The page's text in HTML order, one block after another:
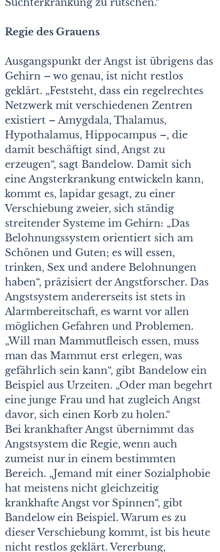
Suchterkrankung zu rutschen.“
Regie des Grauens
Ausgangspunkt der Angst ist übrigens das
Gehirn – wo genau, ist nicht restlos
geklärt. „Feststeht, dass ein regelrechtes
Netzwerk mit verschiedenen Zentren
existiert – Amygdala, Thalamus,
Hypothalamus, Hippocampus –, die
damit beschäftigt sind, Angst zu
erzeugen“, sagt Bandelow. Damit sich
eine Angsterkrankung entwickeln kann,
kommt es, lapidar gesagt, zu einer
Verschiebung zweier, sich ständig
streitender Systeme im Gehirn: „Das
Belohnungssystem orientiert sich am
Schönen und Guten; es will essen,
trinken, Sex und andere Belohnungen
haben“, präzisiert der Angstforscher. Das
Angstsystem andererseits ist stets in
Alarmbereitschaft, es warnt vor allen
möglichen Gefahren und Problemen.
„Will man Mammutfleisch essen, muss
man das Mammut erst erlegen, was
gefährlich sein kann“, gibt Bandelow ein
Beispiel aus Urzeiten. „Oder man begehrt
eine junge Frau und hat zugleich Angst
davor, sich einen Korb zu holen.“
Bei krankhafter Angst übernimmt das
Angstsystem die Regie, wenn auch
zumeist nur in einem bestimmten
Bereich. „Jemand mit einer Sozialphobie
hat meistens nicht gleichzeitig
krankhafte Angst vor Spinnen“, gibt
Bandelow ein Beispiel. Warum es zu
dieser Verschiebung kommt, ist bis heute
nicht restlos geklärt. Vererbung,